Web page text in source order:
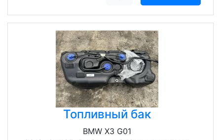
Топливный бак
BMW X3 G01